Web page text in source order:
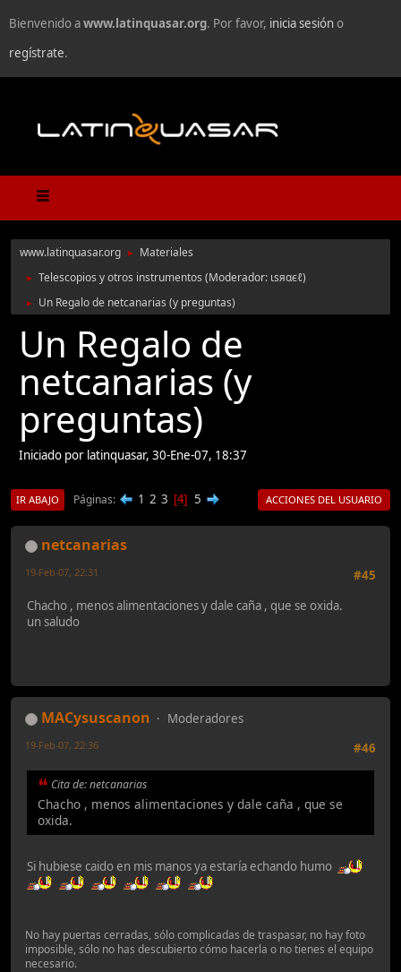
Bienvenido awww.latinquasar.org. Por favor, inicia sesióno
regístrate.
www.latinquasar.org ► Materiales
► Telescopios y otros instrumentos (Moderador: ιѕяαєℓ)
► Un Regalo de netcanarias (y preguntas)
Un Regalo de
netcanarias (y
preguntas)
Iniciado por latinquasar, 30-Ene-07, 18:37
IR ABAJO Páginas 1 2 3 4 5 ACCIONES DEL USUARIO
netcanarias
#45
19-Feb-07, 22:31
Chacho , menos alimentaciones y dale caña , que se oxida.
un saludo
MACysuscanon
Moderadores
#46
19-Feb-07, 22:36
Cita de: netcanarias
Chacho , menos alimentaciones y dale caña , que se
oxida.
Si hubiese caido en mis manos ya estaría echando humo
No hay puertas cerradas, sólo complicadas de traspasar, no hay foto
imposible, sólo no has descubierto cómo hacerla o no tienes el equipo
necesario.